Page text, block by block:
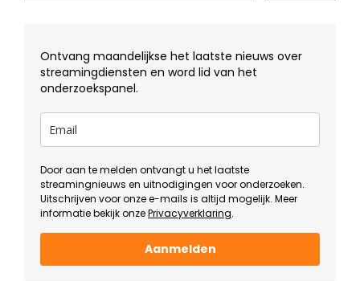
Ontvang maandelijkse het laatste nieuws over
streamingdiensten en word lid van het
onderzoekspanel.
Door aan te melden ontvangt u het laatste
streamingnieuws en uitnodigingen voor onderzoeken.
Uitschrijven voor onze e-mails is altijd mogelijk. Meer
informatie bekijk onzePrivacyverklaring.
Aanmelden